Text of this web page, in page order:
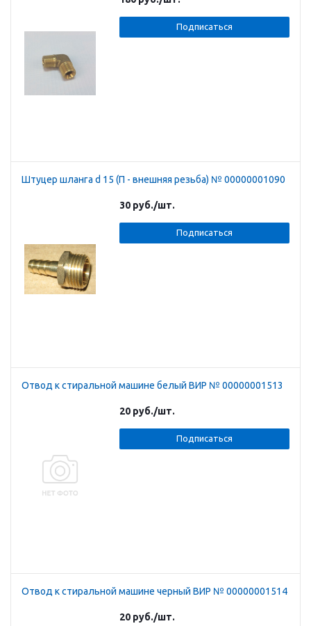
Подписаться
Штуцер шланга d 15 (П - внешняя резьба) № 00000001090
30 руб./шт.
Подписаться
Отвод к стиральной машине белый ВИР № 00000001513
20 руб./шт.
Подписаться
Отвод к стиральной машине черный ВИР № 00000001514
20 руб./шт.